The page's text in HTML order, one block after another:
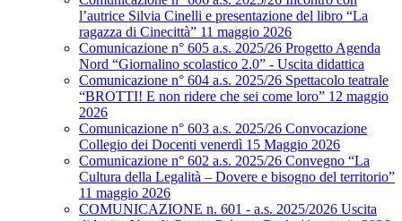
l’autrice Silvia Cinelli e presentazione del libro “La
ragazza di Cinecittà” 11 maggio 2026
Comunicazione n° 605 a.s. 2025/26 Progetto Agenda
Nord “Giornalino scolastico 2.0” - Uscita didattica
Comunicazione n° 604 a.s. 2025/26 Spettacolo teatrale
“BROTTI! E non ridere che sei come loro” 12 maggio
2026
Comunicazione n° 603 a.s. 2025/26 Convocazione
Collegio dei Docenti venerdì 15 Maggio 2026
Comunicazione n° 602 a.s. 2025/26 Convegno “La
Cultura della Legalità – Dovere e bisogno del territorio”
11 maggio 2026
COMUNICAZIONE n. 601 - a.s. 2025/2026 Uscita